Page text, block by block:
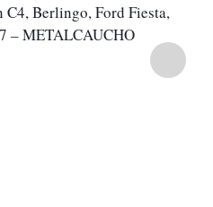
C4, Berlingo, Ford Fiesta,
– METALCAUCHO